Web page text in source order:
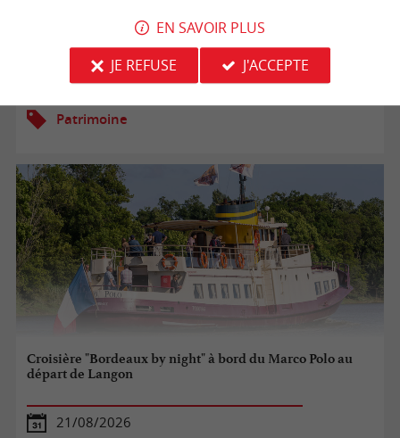
17/08/2026
Langon
Patrimoine
Croisière "Bordeaux by night" à bord du Marco Polo au
départ de Langon
21/08/2026
EN SAVOIR PLUS
JE REFUSE
J'ACCEPTE